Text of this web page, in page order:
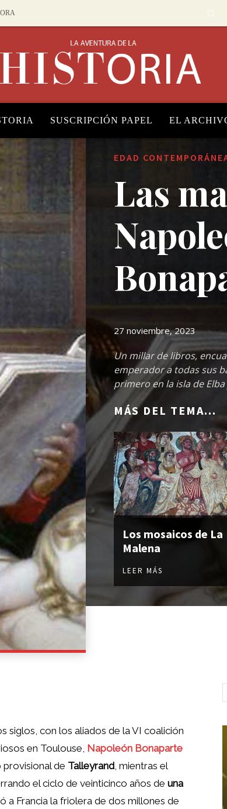
SUSCRIPCIÓN PAPEL EL
EDAD
Las
27 noviembre, 2023
Un millar de libros,
emperador a todas sus
primero en la isla de
MÁS DEL TEMA...
Los mosaicos de La
Malena
LEER MÁS
siglos, con los aliados de la VI coalición
en Toulouse, Napoleón Bonaparte
provisional de Talleyrand, mientras el
el ciclo de veinticinco años de una
a Francia la friolera de dos millones de